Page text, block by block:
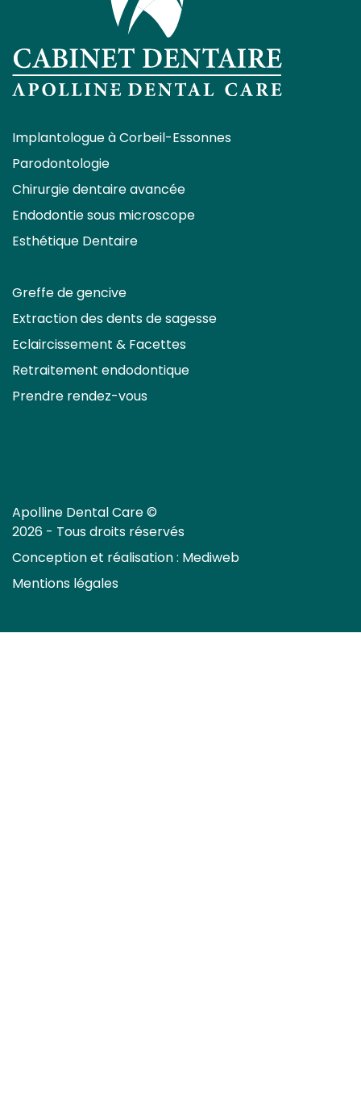
Implantologue à Corbeil-Essonnes
Parodontologie
Chirurgie dentaire avancée
Endodontie sous microscope
Esthétique Dentaire
Greffe de gencive
Extraction des dents de sagesse
Eclaircissement & Facettes
Retraitement endodontique
Prendre rendez-vous
Apolline Dental Care ©
2026 - Tous droits réservés
Conception et réalisation : Mediweb
Mentions légales